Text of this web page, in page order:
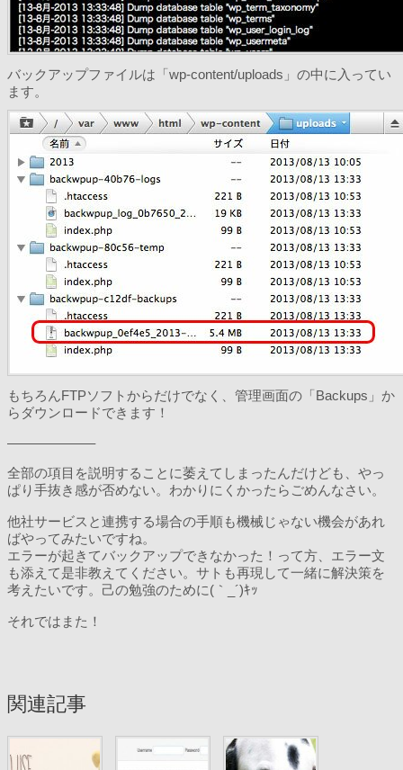
バックアップファイルは「wp-content/uploads」の中に入ってい
ます。
もちろんFTPソフトからだけでなく、管理画面の「Backups」か
らダウンロードできます！
——————–
全部の項目を説明することに萎えてしまったんだけども、やっ
ぱり手抜き感が否めない。わかりにくかったらごめんなさい。
他社サービスと連携する場合の手順も機械じゃない機会があれ
ばやってみたいですね。
エラーが起きてバックアップできなかった！って方、エラー文
も添えて是非教えてください。サトも再現して一緒に解決策を
考えたいです。己の勉強のために(｀_´)ｷｯ
それではまた！
関連記事